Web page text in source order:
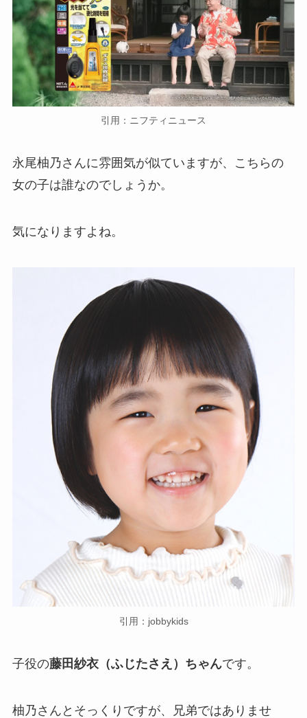
引用：ニフティニュース
永尾柚乃さんに雰囲気が似ていますが、こちらの
女の子は誰なのでしょうか。
気になりますよね。
引用：jobbykids
子役の藤田紗衣（ふじたさえ）ちゃんです。
柚乃さんとそっくりですが、兄弟ではありませ